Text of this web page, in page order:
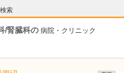
索
/腎臓科の 病院・クリニック